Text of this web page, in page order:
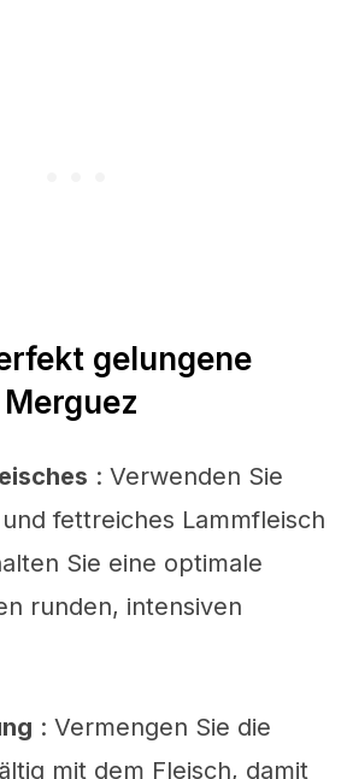
gelungene
: Verwenden Sie
fettreiches Lammfleisch
Sie eine optimale
runden, intensiven
: Vermengen Sie die
mit dem Fleisch, damit